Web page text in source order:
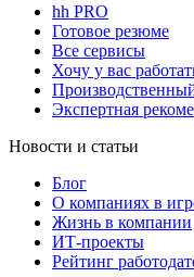
hh PRO
Готовое резюме
Все сервисы
Хочу у вас
Экспертная
Новости и статьи
Блог
О компаниях в
Жизнь в компании
ИТ-проекты
Рейтинг